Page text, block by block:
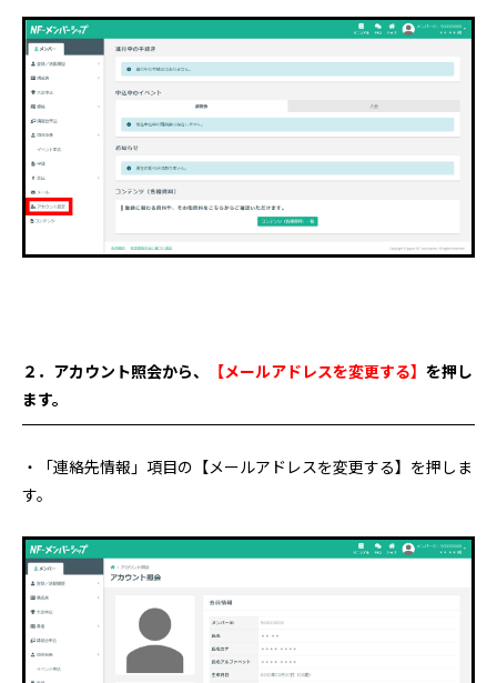
２．アカウント照会から、 【メールアドレスを変更する】 を押し
ます。
・「連絡先情報」項目の【メールアドレスを変更する】を押しま
す。